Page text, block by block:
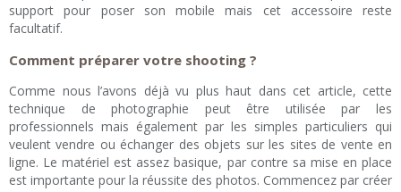
support pour poser son mobile mais cet accessoire reste
facultatif.
Comment préparer votre shooting ?
Comme nous l’avons déjà vu plus haut dans cet article, cette
technique de photographie peut être utilisée par les
professionnels mais également par les simples particuliers qui
veulent vendre ou échanger des objets sur les sites de vente en
ligne. Le matériel est assez basique, par contre sa mise en place
est importante pour la réussite des photos. Commencez par créer